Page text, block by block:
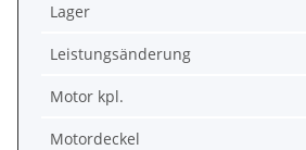
Lager
Leistungsänderung
Motor kpl.
Motordeckel